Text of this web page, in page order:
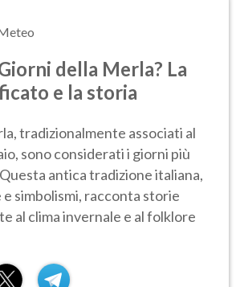
della Merla? La
e la storia
tradizionalmente associati al
sono considerati i giorni più
antica tradizione italiana,
simbolismi, racconta storie
al clima invernale e al folklore